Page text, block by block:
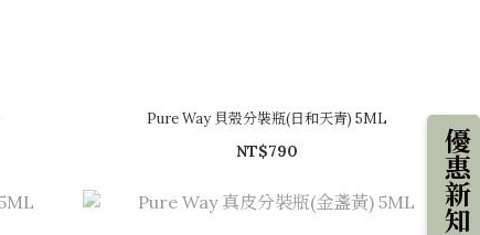
優惠新知
Pure Way 貝殼分裝瓶(日和天青) 5ML
NT$790